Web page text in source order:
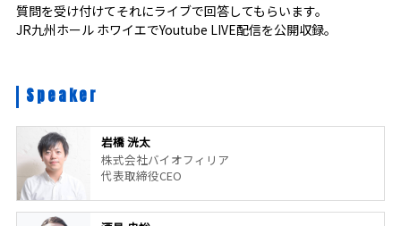
質問を受け付けてそれにライブで回答してもらいます。
JR九州ホール ホワイエでYoutube LIVE配信を公開収録。
Speaker
岩橋 洸太
株式会社バイオフィリア
代表取締役CEO